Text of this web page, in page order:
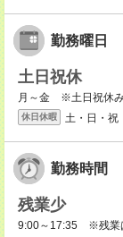
勤務曜日
土日祝休
月～金 ※土日祝休
休日休暇 土・日・祝
勤務時間
残業少
9:00～17:35 ※残業